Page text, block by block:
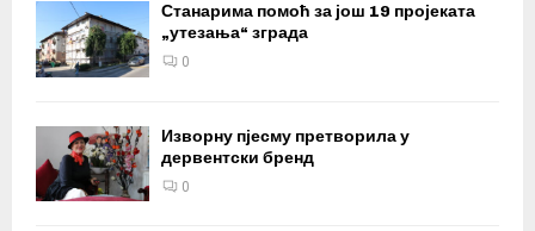
Станарима помоћ за још 19 пројеката
„утезања“ зграда
0
Изворну пјесму претворила у
дервентски бренд
0